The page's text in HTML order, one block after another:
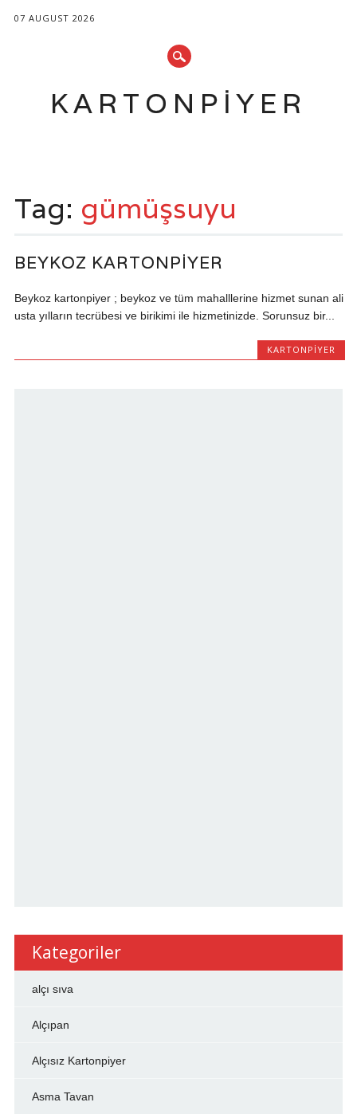
07 AUGUST 2026
KARTONPIYER
content
Tag: gümüşsuyu
BEYKOZ KARTONPIYER
Beykoz kartonpiyer ; beykoz ve tüm mahalllerine hizmet sunan ali
usta yılların tecrübesi ve birikimi ile hizmetinizde. Sorunsuz bir...
KARTONPIYER
Kategoriler
alçı sıva
Alçıpan
Alçısız Kartonpiyer
Asma Tavan